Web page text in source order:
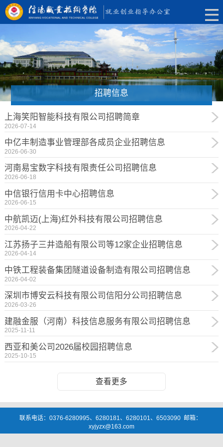
招聘信息
上海笑阳智能科技有限公司招聘简章
2026-07-14
中亿丰制造事业管理部各成员企业招聘信息
2026-06-30
河南易宝数字科技有限责任公司招聘信息
2026-06-18
中信银行信用卡中心招聘信息
2026-06-15
中航凯迈(上海)红外科技有限公司招聘信息
2026-04-22
江苏扬子三井造船有限公司等12家企业招聘信息
2026-04-14
中铁工程装备集团隧道设备制造有限公司招聘信息
2026-04-02
深圳市博安云科技有限公司信阳分公司招聘信息
2026-03-26
建融金服（河南）科技信息服务有限公司招聘信息
2025-11-11
西亚和美公司2026届校园招聘信息
2025-10-15
查看更多
联系电话：0376-6280995、6280181、6280101、6503090 邮箱：
xyjyzx@163.com